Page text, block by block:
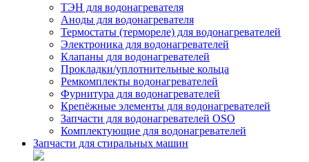
ТЭН для водонагревателя
Аноды для водонагревателя
Термостаты (термореле) для водонагревателей
Электроника для водонагревателей
Клапаны для водонагревателей
Прокладки/уплотнительные кольца
Ремкомплекты водонагревателей
Фурнитура для водонагревателей
Крепёжные элементы для водонагревателей
Запчасти для водонагревателей OSO
Комплектующие для водонагревателей
Запчасти для стиральных машин